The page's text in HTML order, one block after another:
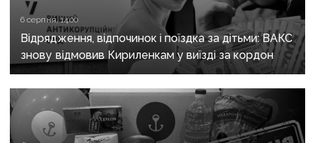
6 серпня, 14:00
Відрядження, відпочинок і поїздка за дітьми: ВАКС
знову відмовив Кириленкам у виїзді за кордон